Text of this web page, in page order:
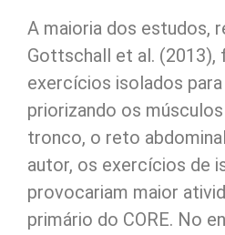
A maioria dos estudos,
Gottschall et al. (2013),
exercícios isolados para
priorizando os
tronco, o reto
autor, os exercícios de
provocariam maior
primário do CORE. No